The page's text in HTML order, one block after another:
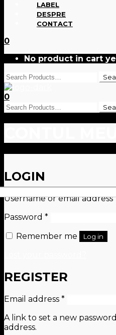
LABEL
DESPRE
CONTACT
0
No product in cart
0
LOGIN
Username or email address
Password *
Remember me
Log in
REGISTER
Email address *
A link to set a new
address.